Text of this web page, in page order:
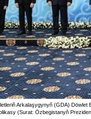
Arkalaşygynyň (GDA) Döwlet
(Surat: Özbegistanyň